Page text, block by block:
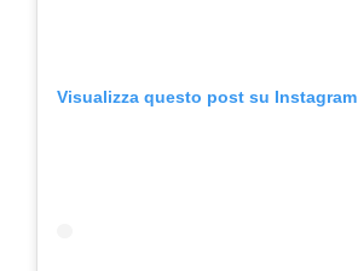
Visualizza questo post su Instagram